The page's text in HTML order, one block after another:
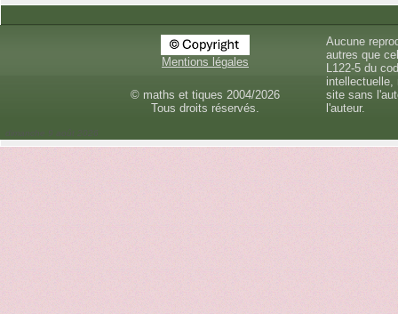
Mentions légales
© maths et tiques 2004/2026
Tous droits réservés.
Aucune
autres que
L122-5 du
intellectuelle,
site sans
l'auteur.